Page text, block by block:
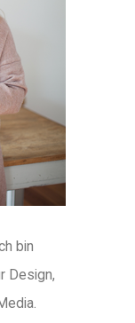
bin
Design,